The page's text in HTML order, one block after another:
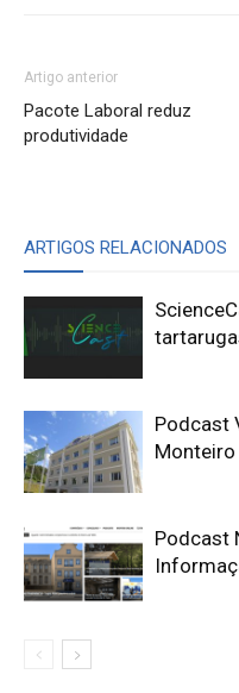
Artigo anterior
Pacote Laboral reduz
produtividade
ARTIGOS RELACIONADOS
Podcast
Monteiro
Podcast